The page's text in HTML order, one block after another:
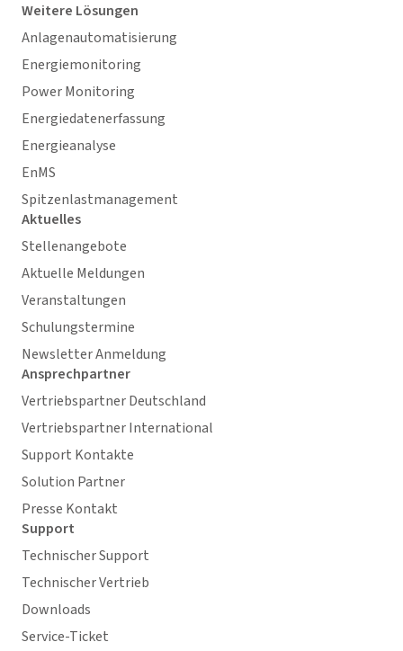
Weitere Lösungen
Anlagenautomatisierung
Energiemonitoring
Power Monitoring
Energiedatenerfassung
Energieanalyse
EnMS
Spitzenlastmanagement
Aktuelles
Stellenangebote
Aktuelle Meldungen
Veranstaltungen
Schulungstermine
Newsletter Anmeldung
Ansprechpartner
Vertriebspartner Deutschland
Vertriebspartner International
Support Kontakte
Solution Partner
Presse Kontakt
Support
Technischer Support
Technischer Vertrieb
Downloads
Service-Ticket